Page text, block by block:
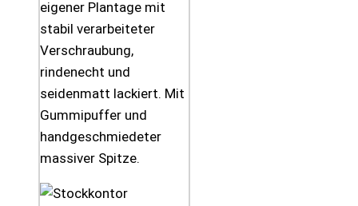
eigener Plantage mit
stabil verarbeiteter
Verschraubung,
rindenecht und
seidenmatt lackiert. Mit
Gummipuffer und
handgeschmiedeter
massiver Spitze.